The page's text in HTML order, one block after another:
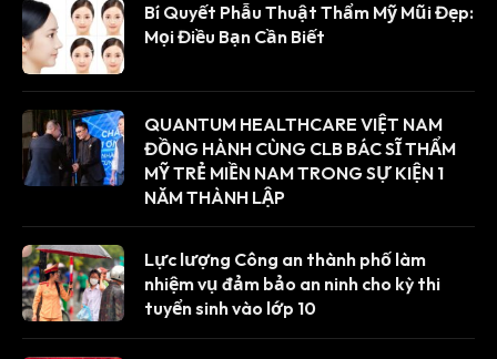
Bí Quyết Phẫu Thuật Thẩm Mỹ Mũi Đẹp:
Mọi Điều Bạn Cần Biết
QUANTUM HEALTHCARE VIỆT NAM
ĐỒNG HÀNH CÙNG CLB BÁC SĨ THẨM
MỸ TRẺ MIỀN NAM TRONG SỰ KIỆN 1
NĂM THÀNH LẬP
Lực lượng Công an thành phố làm
nhiệm vụ đảm bảo an ninh cho kỳ thi
tuyển sinh vào lớp 10